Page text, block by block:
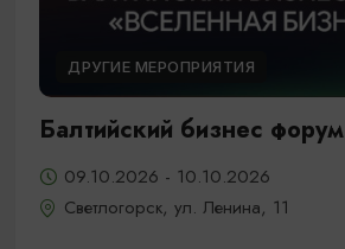
ДРУГИЕ МЕРОПРИЯТИЯ
Балтийский бизнес форум
09.10.2026 - 10.10.2026
Светлогорск, ул. Ленина, 11